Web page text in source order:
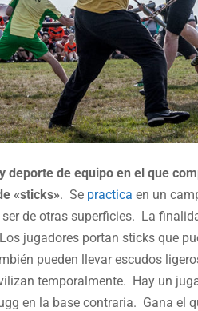
deporte de equipo en el que
«sticks». Se practica en un
ser de otras superficies. La
jugadores portan sticks que
pueden llevar escudos
temporalmente. Hay un
en la base contraria. Gana el